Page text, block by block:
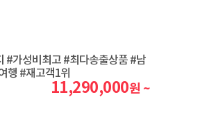
#가성비최고 #최다송출상품 #남
행 #재고객1위
11,290,000원 ~